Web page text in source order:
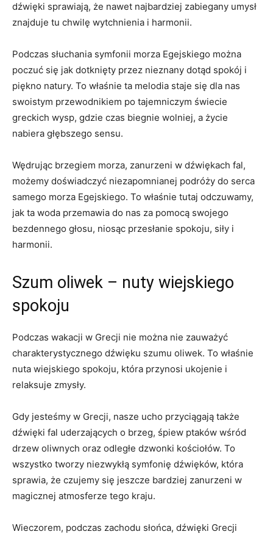
dźwięki sprawiają, że ⁤nawet najbardziej zabiegany umysł
znajduje tu​ chwilę wytchnienia i harmonii.
Podczas słuchania symfonii morza Egejskiego można
poczuć się ⁢jak dotknięty przez nieznany dotąd spokój i
piękno natury. To właśnie‌ ta melodia staje się dla nas
swoistym przewodnikiem po tajemniczym świecie
greckich wysp,⁣ gdzie czas biegnie wolniej, a życie
nabiera​ głębszego sensu.
Wędrując brzegiem‍ morza, zanurzeni w dźwiękach fal,
możemy doświadczyć niezapomnianej podróży do serca
samego morza Egejskiego. To⁤ właśnie tutaj odczuwamy,
jak ‍ta ⁤woda przemawia do ⁤nas za⁢ pomocą swojego
bezdennego głosu, niosąc przesłanie spokoju, siły i
harmonii.
Szum oliwek – nuty wiejskiego
spokoju
Podczas ⁢wakacji w Grecji nie można nie zauważyć​
charakterystycznego dźwięku szumu oliwek. To właśnie
nuta ⁤wiejskiego spokoju, ⁤która przynosi ukojenie i
relaksuje ⁤zmysły.
Gdy jesteśmy w Grecji, nasze ucho przyciągają także
dźwięki fal uderzających⁣ o brzeg, śpiew ptaków wśród
drzew oliwnych oraz odległe dzwonki kościołów. To
wszystko tworzy niezwykłą symfonię ‍dźwięków, która
sprawia, że czujemy się jeszcze bardziej zanurzeni w
magicznej atmosferze tego kraju.
Wieczorem, podczas zachodu słońca, dźwięki Grecji